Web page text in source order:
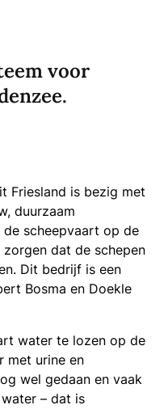
voor
Friesland is bezig met
duurzaam
scheepvaart op de
dat de schepen
Dit bedrijf is een
Bosma en Doekle
water te lozen op de
met urine en
wel gedaan en vaak
– dat is